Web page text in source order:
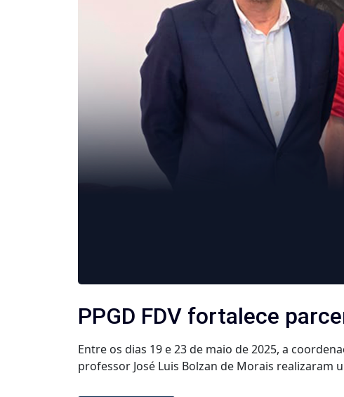
PPGD FDV fortalece
Entre os dias 19 e 23 de maio de 2025, a
professor José Luis Bolzan de Morais realizaram